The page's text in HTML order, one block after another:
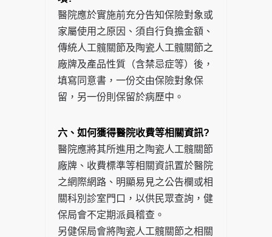
醫院應於實施前充分告知保險對象或
家屬使用之原因、須自行負擔金額、
傳統人工髖關節及陶瓷人工髖關節之
廠牌及產品性質（含禁忌症等）後，
填寫同意書，一份交由保險對象保
留，另一份則保留於病歷中。
六、如何獲得醫院收費等相關資訊?
醫院應將其所進用之陶瓷人工髖關節
廠牌、收費標準等相關資訊置於醫院
之網際網路、明顯易見之公告欄或相
關科別診室門口，以供民眾查詢，健
保局會不定期派員稽查。
另健保局會將陶瓷人工髖關節之相關